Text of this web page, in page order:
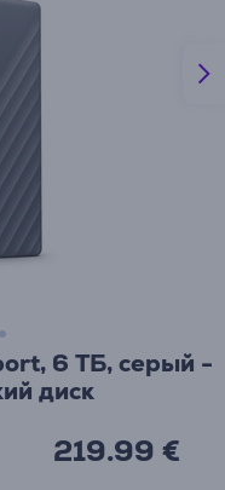
6 ТБ, серый -
диск
219.99 €